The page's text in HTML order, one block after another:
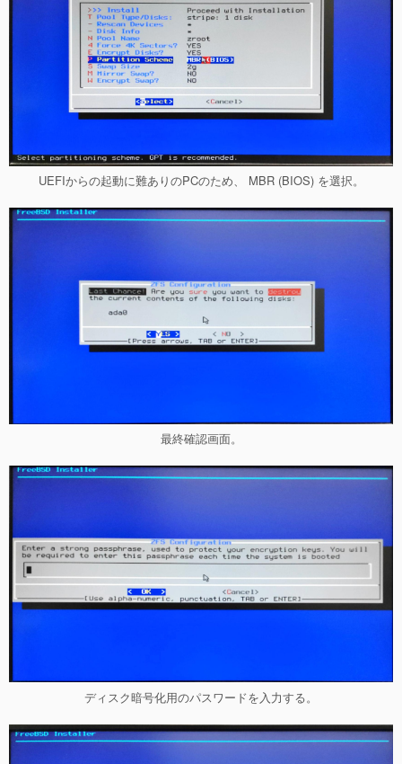
UEFIからの起動に難ありのPCのため、 MBR (BIOS) を選択。
最終確認画面。
ディスク暗号化用のパスワードを入力する。